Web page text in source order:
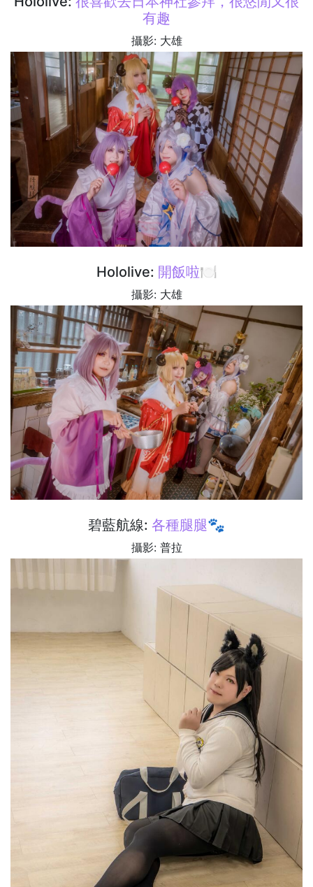
有趣
攝影: 大雄
Hololive: 開飯啦🍽️
攝影: 大雄
碧藍航線: 各種腿腿🐾
攝影: 普拉